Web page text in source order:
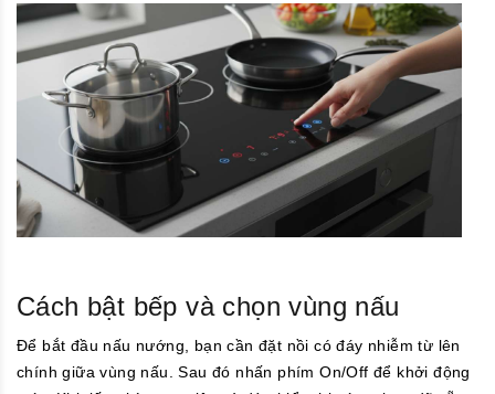
Cách bật bếp và chọn vùng nấu
Để bắt đầu nấu nướng, bạn cần đặt nồi có đáy nhiễm từ lên
chính giữa vùng nấu. Sau đó nhấn phím On/Off để khởi động